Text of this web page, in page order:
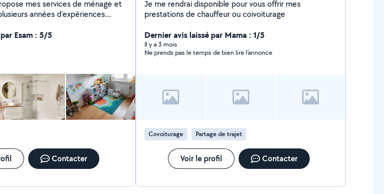
et motivé. Je suis disponible
pas à me
beaucoup:) Aneta
Esam : 5/5
Contacter
Je me rendrai disponible pour vous offrir mes
prestations de chauffeur ou coivoiturage
Dernier avis laissé par Mama : 1/5
Il y a 3 mois
Ne prends pas le temps de bien lire l’annonce
Covoiturage Partage de trajet
Voir le profil Contacter